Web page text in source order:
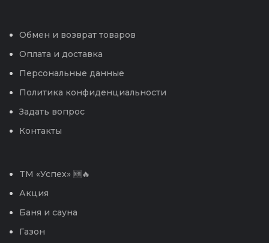
Обмен и возврат товаров
Оплата и доставка
Персональные данные
Политика конфиденциальности
Задать вопрос
Контакты
TM «Успех» 🆕🔥
Акция
Баня и сауна
Газон